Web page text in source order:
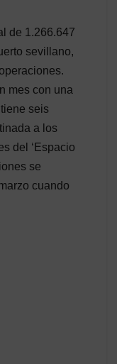
de 1.266.647
sevillano,
mes con una
seis
a los
del ‘Espacio
se
cuando